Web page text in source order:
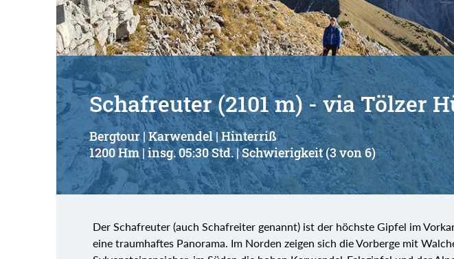
Schafreuter (2101 m) - via Tölzer
Bergtour | Karwendel | Hinterriß
1200 Hm | insg. 05:30 Std. | Schwierigkeit (3 von 6)
Der Schafreuter (auch Schafreiter genannt) ist der höchste Gipfel im
eine traumhaftes Panorama. Im Norden zeigen sich die Vorberge mit